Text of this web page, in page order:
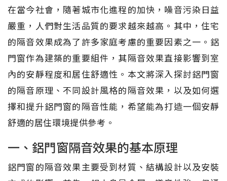
在當今社會，隨著城市化進程的加快，噪音污染日益
嚴重，人們對生活品質的要求越來越高。其中，住宅
的隔音效果成為了許多家庭考慮的重要因素之一。鋁
門窗作為建築的重要組件，其隔音效果直接影響到室
內的安靜程度和居住舒適性。本文將深入探討鋁門窗
的隔音原理、不同設計風格的隔音效果，以及如何選
擇和提升鋁門窗的隔音性能，希望能為打造一個安靜
舒適的居住環境提供參考。
一、鋁門窗隔音效果的基本原理
鋁門窗的隔音效果主要受到材質、結構設計以及安裝